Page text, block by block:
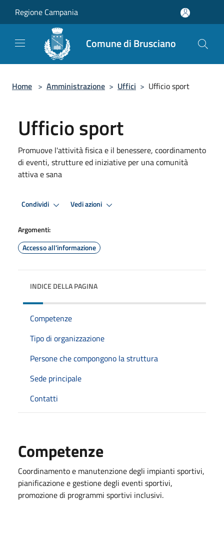
Regione Campania
Comune di Brusciano
Home > Amministrazione > Uffici > Ufficio sport
Ufficio sport
Promuove l'attività fisica e il benessere, coordinamento
di eventi, strutture ed iniziative per una comunità
attiva e sana
Condividi Vedi azioni
Argomenti:
Accesso all'informazione
INDICE DELLA PAGINA
Competenze
Tipo di organizzazione
Persone che compongono la struttura
Sede principale
Contatti
Competenze
Coordinamento e manutenzione degli impianti sportivi,
pianificazione e gestione degli eventi sportivi,
promozione di programmi sportivi inclusivi.